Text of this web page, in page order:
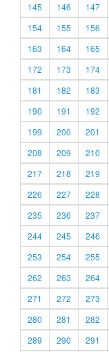
145
146 147
154
155 156
163
164 165
172
173 174
181
182 183
190
191 192
199
200 201
208
209 210
217
218 219
226
227 228
235
236 237
244
245 246
253
254 255
262
263 264
271
272 273
280
281 282
289
290 291